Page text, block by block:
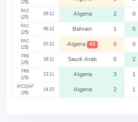
(25)
FAC
(25)
09.12 Algeria 2 0
FAC
(25)
06.12 Bahrain 1 5
FAC
(25)
03.12 Algeria 45 0 0
FRII
(25)
18.11 Saudi Arab 0 2
FRII
(25)
13.11 Algeria 3 1
WCQAF
(26)
14.10 Algeria 2 1